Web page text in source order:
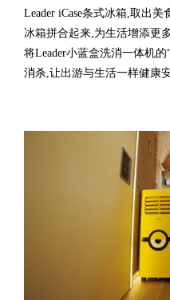
Leader iCase条式冰箱,取出
冰箱拼合起来,为生活增添更
将Leader小蓝盒洗消一体机
消杀,让出游与生活一样健康安